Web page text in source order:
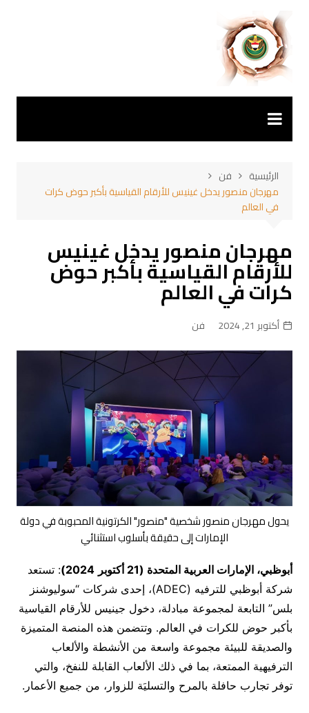
المحتوى
الرئيسية
فن
مهرجان منصور يدخل غينيس للأرقام القياسية بأكبر حوض كرات
في العالم
مهرجان منصور يدخل غينيس
للأرقام القياسية بأكبر حوض
كرات في العالم
أكتوبر 21, 2024 فن
يحول مهرجان منصور شخصية "منصور" الكرتونية المحبوبة في دولة
الإمارات إلى حقيقة بأسلوب استثنائي
أبوظبي، الإمارات العربية المتحدة (21 أكتوبر 2024
): تستعد
شركة أبوظبي للترفيه (ADEC)، إحدى شركات “سوليوشنز
بلس” التابعة لمجموعة مبادلة، دخول جينيس للأرقام القياسية
بأكبر حوض للكرات في العالم. وتتضمن هذه المنصة المتميزة
والصديقة للبيئة مجموعة واسعة من الأنشطة والألعاب
الترفيهية الممتعة، بما في ذلك الألعاب القابلة للنفخ، والتي
توفر تجارب حافلة بالمرح والتسليَة للزوار، من جميع الأعمار.